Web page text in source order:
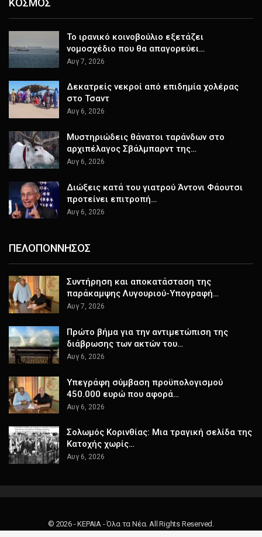
ΚΟΣΜΟΣ
Το ιρανικό κοινοβούλιο εξετάζει
νομοσχέδιο που θα απαγορεύει…
Αυγ 7, 2026
Δεκατρείς νεκροί από επιδημία χολέρας
στο Τσαντ
Αυγ 6, 2026
Μυστηριώδεις θάνατοι ταράνδων στο
αρχιπέλαγος Σβάλμπαρντ της…
Αυγ 6, 2026
Διώξεις κατά του γιατρού Άντονι Φάουτσι
προτείνει επιτροπή…
Αυγ 6, 2026
ΠΕΛΟΠΟΝΝΗΣΟΣ
Συντήρηση και αποκατάσταση της
παράκαμψης Λυγουριού-Υπογραφή…
Αυγ 7, 2026
Πρώτο βήμα για την αντιμετώπιση της
διάβρωσης των ακτών του…
Αυγ 6, 2026
Υπεγράφη σύμβαση προϋπολογισμού
450.000 ευρώ που αφορά…
Αυγ 6, 2026
Σολωμός Κορινθίας: Μια τραγική σελίδα της
Κατοχής χωρίς…
Αυγ 6, 2026
© 2026 - ΚΕΡΑΙΑ - Όλα τα Νέα. All Rights Reserved.